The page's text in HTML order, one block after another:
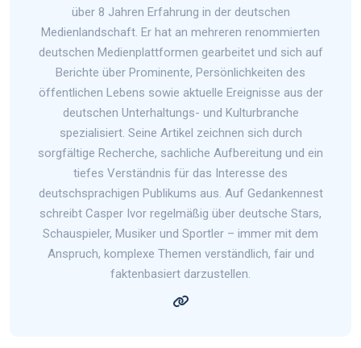
über 8 Jahren Erfahrung in der deutschen
Medienlandschaft. Er hat an mehreren renommierten
deutschen Medienplattformen gearbeitet und sich auf
Berichte über Prominente, Persönlichkeiten des
öffentlichen Lebens sowie aktuelle Ereignisse aus der
deutschen Unterhaltungs- und Kulturbranche
spezialisiert. Seine Artikel zeichnen sich durch
sorgfältige Recherche, sachliche Aufbereitung und ein
tiefes Verständnis für das Interesse des
deutschsprachigen Publikums aus. Auf Gedankennest
schreibt Casper Ivor regelmäßig über deutsche Stars,
Schauspieler, Musiker und Sportler – immer mit dem
Anspruch, komplexe Themen verständlich, fair und
faktenbasiert darzustellen.